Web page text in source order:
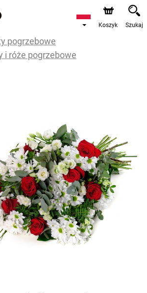
Koszyk Szukaj
pogrzebowe
i róże pogrzebowe